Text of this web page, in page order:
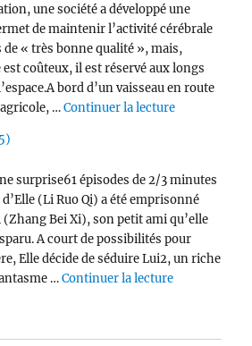
une société a développé une
de maintenir l’activité cérébrale
de « très bonne qualité », mais,
coûteux, il est réservé aux longs
bord d’un vaisseau en route
…Continuer la lecturede « Per
surprise61 épisodes de 2/3 minutes
(Li Ruo Qi) a été emprisonné
Bei Xi), son petit ami qu’elle
A court de possibilités pour
Elle décide de séduire Lui2, un riche
…Continuer la lecturede « Devotee